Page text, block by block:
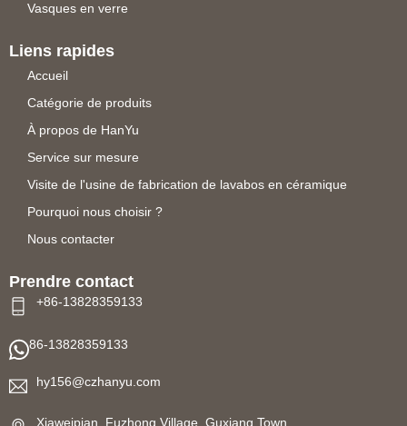
Vasques en verre
Liens rapides
Accueil
Catégorie de produits
À propos de HanYu
Service sur mesure
Visite de l'usine de fabrication de lavabos en céramique
Pourquoi nous choisir ?
Nous contacter
Prendre contact
+86-13828359133
86-13828359133
hy156@czhanyu.com
Xiaweipian, Fuzhong Village, Guxiang Town,